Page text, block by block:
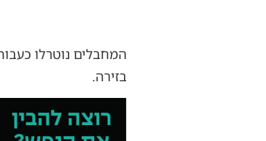
המחבלים נוטרלו
בזירה.